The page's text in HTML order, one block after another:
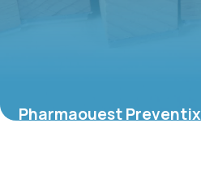
Pharmaouest